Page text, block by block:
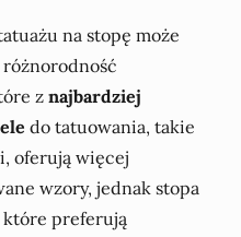
na stopę może
z najbardziej
do tatuowania, takie
oferują więcej
wzory, jednak stopa
które preferują